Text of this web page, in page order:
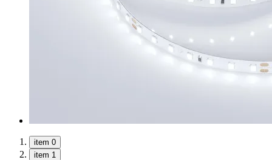
item 0
item 1